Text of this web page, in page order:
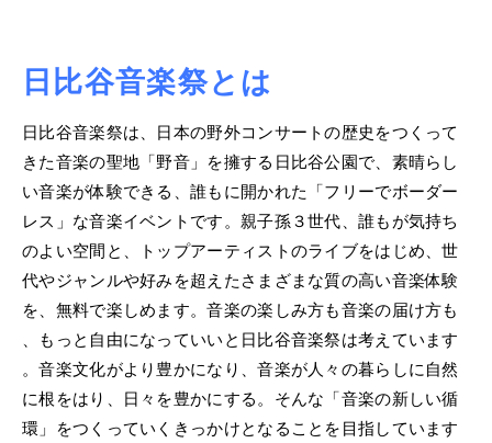
STEP 4
配信時間になると、再生ボタンから視聴できます。
※事前に、「テスト動画再生」が問題なく再生できるかご確認ください。
日比谷音楽祭とは
日比谷音楽祭は、日本の野外コンサートの歴史をつくって
きた音楽の聖地「野音」を擁する日比谷公園で、素晴らし
い音楽が体験できる、誰もに開かれた「フリーでボーダー
レス」な音楽イベントです。親子孫３世代、誰もが気持ち
のよい空間と、トップアーティストのライブをはじめ、世
代やジャンルや好みを超えたさまざまな質の高い音楽体験
を、無料で楽しめます。音楽の楽しみ方も音楽の届け方も
、もっと自由になっていいと日比谷音楽祭は考えています
。音楽文化がより豊かになり、音楽が人々の暮らしに自然
に根をはり、日々を豊かにする。そんな「音楽の新しい循
環」をつくっていくきっかけとなることを目指しています